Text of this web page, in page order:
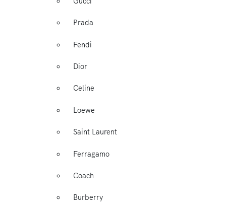
Prada
Fendi
Dior
Celine
Loewe
Saint Laurent
Ferragamo
Coach
Burberry